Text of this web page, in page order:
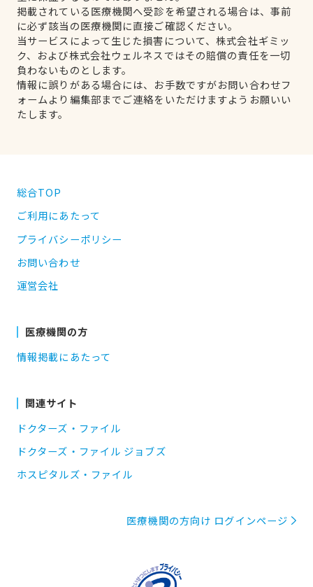
掲載されている医療機関へ受診を希望される場合は、事前
に必ず該当の医療機関に直接ご確認ください。
当サービスによって生じた損害について、株式会社ギミッ
ク、および株式会社ウェルネスではその賠償の責任を一切
負わないものとします。
情報に誤りがある場合には、お手数ですがお問い合わせフ
ォームより編集部までご連絡をいただけますようお願いい
たします。
総合TOP
ご利用にあたって
プライバシーポリシー
お問い合わせ
運営会社
医療機関の方
情報掲載にあたって
関連サイト
ドクターズ・ファイル
ドクターズ・ファイル ジョブズ
ホスピタルズ・ファイル
医療機関の方向け ログインページ